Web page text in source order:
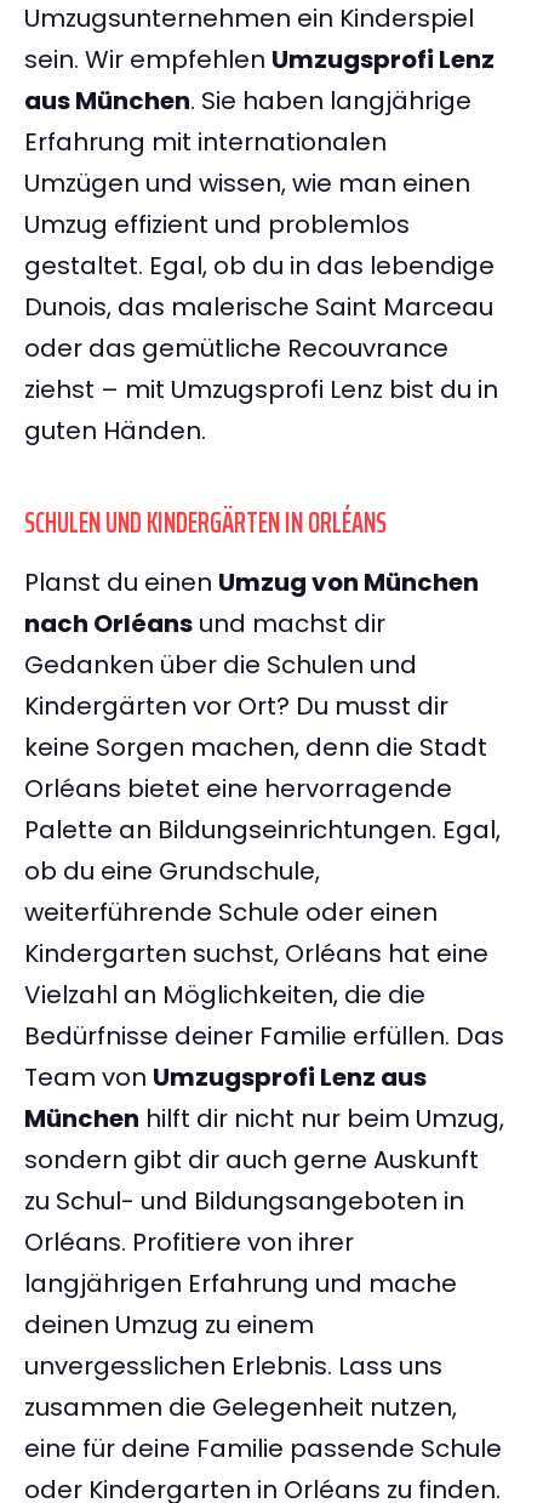
Umzugsunternehmen ein Kinderspiel
sein. Wir empfehlen Umzugsprofi Lenz
aus München. Sie haben langjährige
Erfahrung mit internationalen
Umzügen und wissen, wie man einen
Umzug effizient und problemlos
gestaltet. Egal, ob du in das lebendige
Dunois, das malerische Saint Marceau
oder das gemütliche Recouvrance
ziehst – mit Umzugsprofi Lenz bist du in
guten Händen.
SCHULEN UND KINDERGÄRTEN IN ORLÉANS
Planst du einen Umzug von München
nach Orléans und machst dir
Gedanken über die Schulen und
Kindergärten vor Ort? Du musst dir
keine Sorgen machen, denn die Stadt
Orléans bietet eine hervorragende
Palette an Bildungseinrichtungen. Egal,
ob du eine Grundschule,
weiterführende Schule oder einen
Kindergarten suchst, Orléans hat eine
Vielzahl an Möglichkeiten, die die
Bedürfnisse deiner Familie erfüllen. Das
Team von Umzugsprofi Lenz aus
München hilft dir nicht nur beim Umzug,
sondern gibt dir auch gerne Auskunft
zu Schul- und Bildungsangeboten in
Orléans. Profitiere von ihrer
langjährigen Erfahrung und mache
deinen Umzug zu einem
unvergesslichen Erlebnis. Lass uns
zusammen die Gelegenheit nutzen,
eine für deine Familie passende Schule
oder Kindergarten in Orléans zu finden.